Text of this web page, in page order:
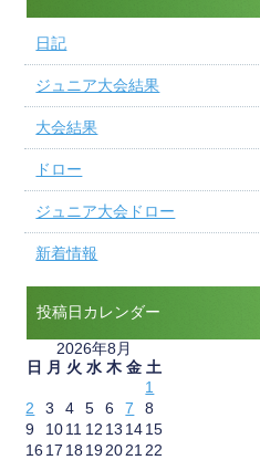
日記
ジュニア大会結果
大会結果
ドロー
ジュニア大会ドロー
新着情報
投稿日カレンダー
2026年8月
日
月 火 水 木 金 土
1
2
3 4 5 6 7
8
9
1011 12 13 1415
16 17 18 192021 22